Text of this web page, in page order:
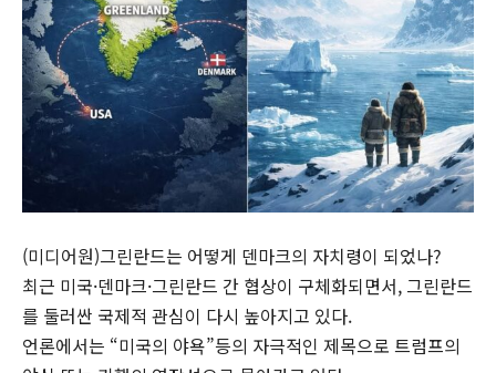
(미디어원)그린란드는 어떻게 덴마크의 자치령이 되었나?
최근 미국·덴마크·그린란드 간 협상이 구체화되면서, 그린란드
를 둘러싼 국제적 관심이 다시 높아지고 있다.
언론에서는 “미국의 야욕”등의 자극적인 제목으로 트럼프의